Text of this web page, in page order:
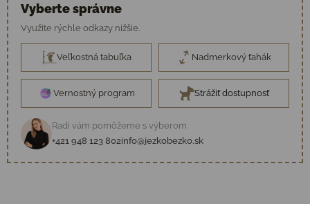
Vyberte správne
Využite rýchle odkazy nižšie.
Veľkostná tabuľka Nadmerkový ťahák
Vernostný program Strážiť dostupnosť
Radi vám pomôžeme s výberom
+421 948 123 802info@jezkobezko.sk